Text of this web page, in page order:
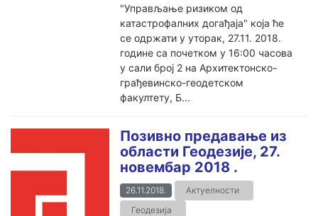
"Управљање ризиком од
катастрофалних догађаја" која ће
се одржати у уторак, 27.11. 2018.
године са почетком у 16:00 часова
у сали број 2 на Архитектонско-
грађевинско-геодетском
факултету, Б...
Позивно предавање из
области Геодезије, 27.
новембар 2018 .
26.11.2018.
Актуелности
Геодезија